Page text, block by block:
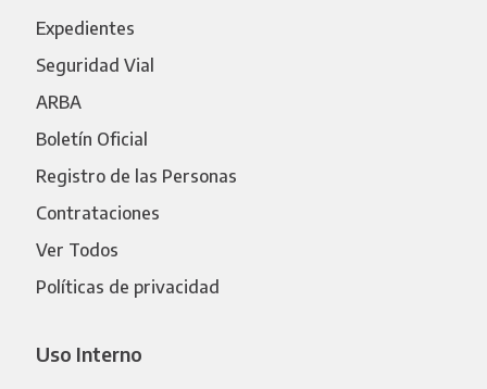
Expedientes
Seguridad Vial
ARBA
Boletín Oficial
Registro de las Personas
Contrataciones
Ver Todos
Políticas de privacidad
Uso Interno